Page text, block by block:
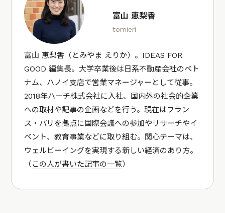
富山 恵梨香
tomieri
富山 恵梨香（とみやま えりか）。IDEAS FOR
GOOD 編集長。大学卒業後は日系不動産会社のベト
ナム、ハノイ支店で営業マネージャーとして従事。
2018年ハーチ株式会社に入社、国内外の社会的企業
への取材や記事の企画などを行う。現在はフラン
ス・パリを拠点に国際会議への参加やリサーチやイ
ベント、教育事業などに取り組む。関心テーマは、
ウェルビーイングを実現する新しい経済のあり方。
（この人が書いた記事の一覧）